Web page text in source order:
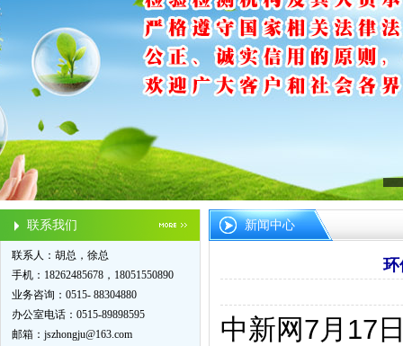
1
联系我们
联系人：胡总，徐总
手机：18262485678，18051550890
业务咨询：0515- 88304880
办公室电话：0515-89898595
邮箱： jszhongju@163.com
新闻中心
环
中新网7月17